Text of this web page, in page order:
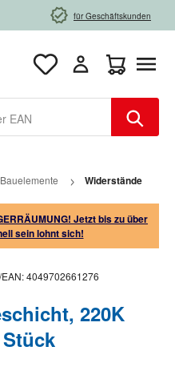
für Geschäftskunden
Widerstände
Jetzt bis zu über
sein lohnt sich!
5 von 5 Sternen
4049702661276
220K